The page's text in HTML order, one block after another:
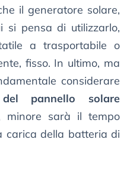
il generatore solare,
si pensa di utilizzarlo,
a trasportabile o
fisso. In ultimo, ma
considerare
pannello solare
minore sarà il tempo
carica della batteria di